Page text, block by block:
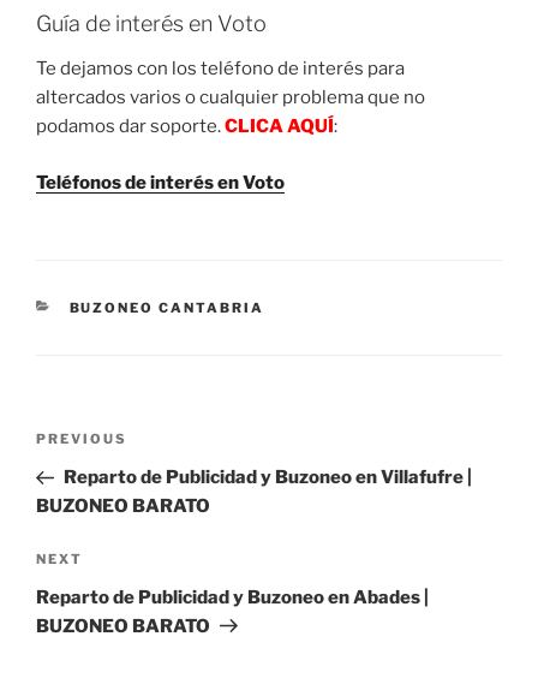
Guía de interés en Voto
Te dejamos con los teléfono de interés para
altercados varios o cualquier problema que no
podamos dar soporte.CLICA AQUÍ:
Teléfonos de interés en Voto
CATEGORIES
BUZONEO CANTABRIA
Previous
Post
PREVIOUS
Reparto de Publicidad y Buzoneo en Villafufre |
BUZONEO BARATO
Next
Post
NEXT
Reparto de Publicidad y Buzoneo en Abades |
BUZONEO BARATO